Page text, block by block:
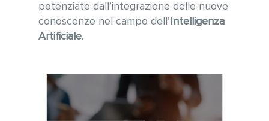
potenziate dall’integrazione delle nuove
conoscenze nel campo dell’ Intelligenza
Artificiale.
Raccolta e